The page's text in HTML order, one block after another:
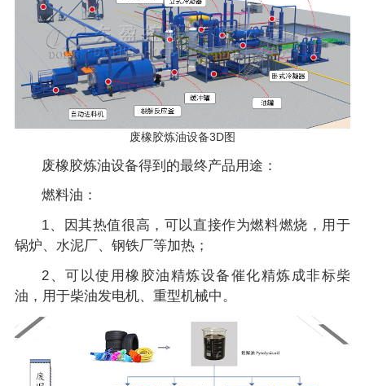
废橡胶炼油设备3D图
废橡胶炼油设备得到的最终产品用途：
燃料油：
1、因其热值很高，可以直接作为燃料燃烧，用于
锅炉、水泥厂、钢铁厂等加热；
2、可以使用橡胶油精炼设备催化精炼成非标柴
油，用于柴油发电机、重型机械中。